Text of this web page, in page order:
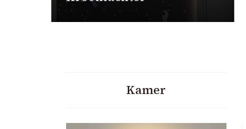
Kamer